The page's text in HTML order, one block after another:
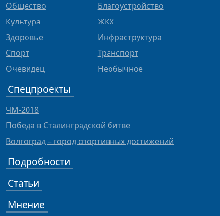
Общество
Культура
Здоровье
Спорт
Очевидец
Благоустройство
ЖКХ
Инфраструктура
Транспорт
Необычное
Спецпроекты
ЧМ-2018
Победа в Сталинградской битве
Волгоград – город спортивных достижений
Подробности
Статьи
Мнение